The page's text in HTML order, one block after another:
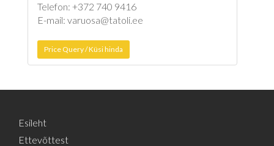
Telefon: +372 740 9416
E-mail: varuosa@tatoli.ee
Price Query / Küsi hinda
Esileht
Ettevõttest